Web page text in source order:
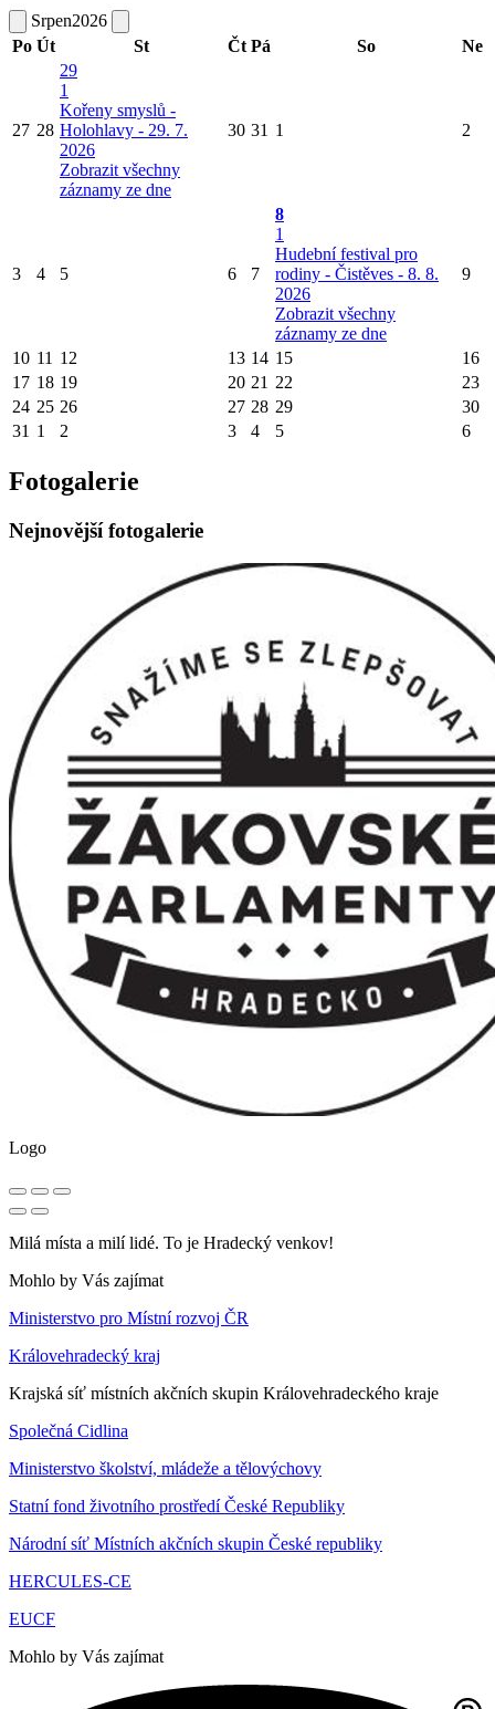
Srpen2026
Po Út St Čt Pá So Ne
27 28
29
1
Kořeny smyslů -
Holohlavy - 29. 7.
2026
Zobrazit všechny
záznamy ze dne
30 31 1 2
3 4 5 6 7
8
1
Hudební festival pro
rodiny - Čistěves - 8. 8.
2026
Zobrazit všechny
záznamy ze dne
9
10 11 12 13 14 15
16
17 18 19 20 21 22
23
24 25 26 27 28 29
30
31 1 2 3 4 5 6
Fotogalerie
Nejnovější fotogalerie
Logo
Milá místa a milí lidé. To je Hradecký venkov!
Mohlo by Vás zajímat
Ministerstvo pro Místní rozvoj ČR
Královehradecký kraj
Krajská síť místních akčních skupin Královehradeckého kraje
Společná Cidlina
Ministerstvo školství, mládeže a tělovýchovy
Statní fond životního prostředí České Republiky
Národní síť Místních akčních skupin České republiky
HERCULES-CE
EUCF
Mohlo by Vás zajímat